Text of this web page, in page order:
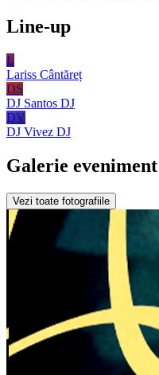
Line-up
L
Lariss Cântăreț
DS
DJ Santos DJ
DV
DJ Vivez DJ
Galerie eveniment
Vezi toate fotografiile